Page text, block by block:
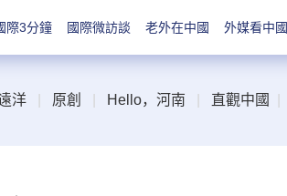
際3分鐘 國際微訪談 老外在中國 外媒看中國
洋 原創 Hello，河南 直觀中國